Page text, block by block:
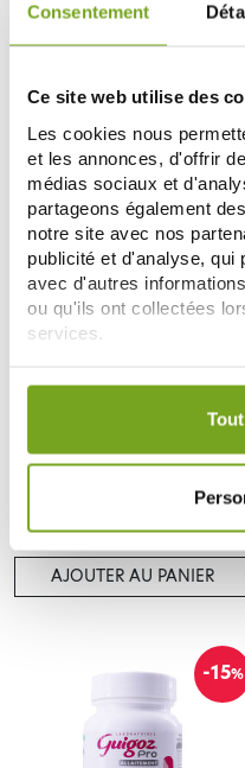
Consentement
Ce site web utilise des
Les cookies nous
et les annonces, d'offrir
médias sociaux et
partageons également
notre site avec nos
publicité et d'analyse, qui
avec d'autres
ou qu'ils ont collectées
services.
Votre choix de
GUIGOZ
1.2KG
25,19 €
AJOUTER AU PANIER
-25%
Zéro
gaspi
GUIGOZ
GUIGOZ OPTIPRO LAIT
CROISSANCE 3EME AGE 1.2KG
15,74 €
AJOUTER AU PANIER
-15%